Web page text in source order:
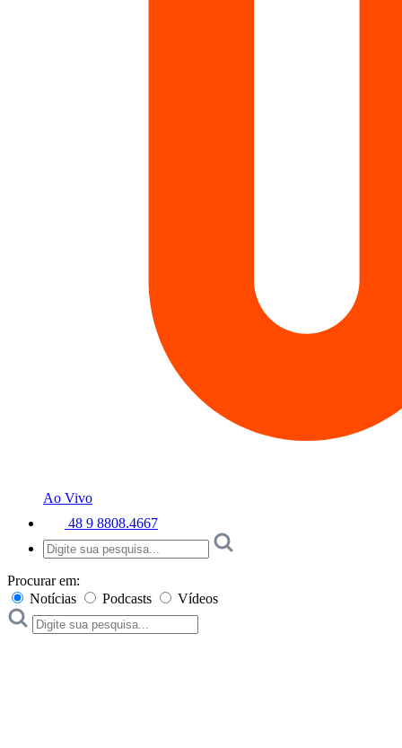
Ao Vivo
48 9 8808.4667
Procurar em:
Notícias
Podcasts Vídeos